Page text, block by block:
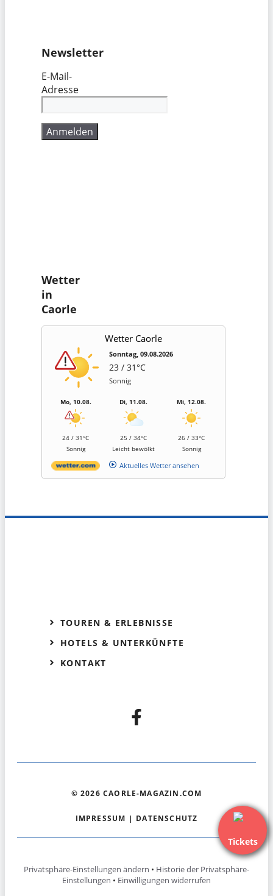
Newsletter
E-Mail-
Adresse
Wetter
in
Caorle
Wetter Caorle
Sonntag, 09.08.2026
23 / 31°C
Sonnig
Mo, 10.08.
24 / 31°C
Sonnig
Di, 11.08.
25 / 34°C
Leicht bewölkt
Mi, 12.08.
26 / 33°C
Sonnig
Aktuelles Wetter ansehen
Tickets
TOUREN & ERLEBNISSE
HOTELS & UNTERKÜNFTE
KONTAKT
© 2026 CAORLE-MAGAZIN.COM
IMPRESSUM | DATENSCHUTZ
Privatsphäre-Einstellungen ändern • Historie der Privatsphäre-
Einstellungen • Einwilligungen widerrufen